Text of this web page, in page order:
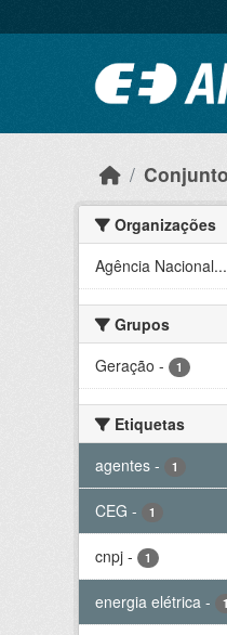
Organizações
Agência Nacional...
Grupos
Geração - 1
Etiquetas
agentes - 1
CEG - 1
cnpj - 1
energia elétrica - 1